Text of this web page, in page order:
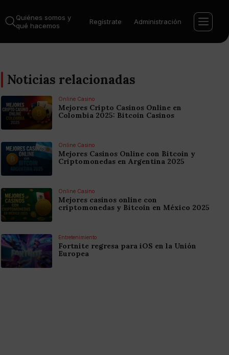
Quiénes somos y
qué hacemos
Regístrate Administración
Noticias relacionadas
Online Casino
Mejores Cripto Casinos Online en
Colombia 2025: Bitcoin Casinos
Online Casino
Mejores Casinos Online con Bitcoin y
Criptomonedas en Argentina 2025
Online Casino
Mejores casinos online con
criptomonedas y Bitcoin en México 2025
Entretenimiento
Fortnite regresa para iOS en la Unión
Europea